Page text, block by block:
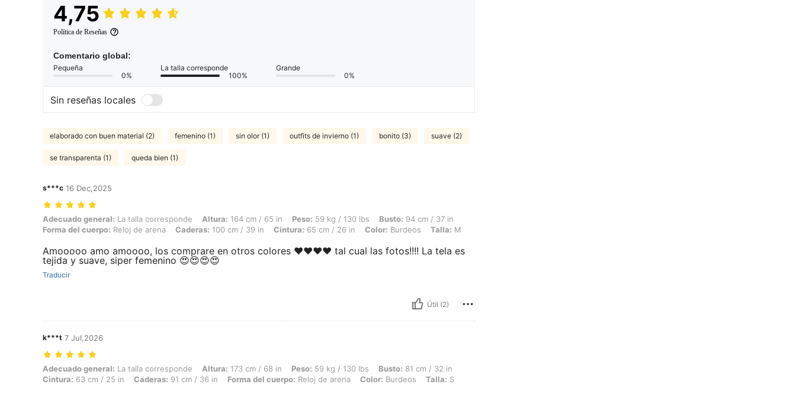
4,75
Política de Reseñas
Comentario global:
Pequeña
0%
La talla corresponde
100%
Grande
0%
Sin reseñas locales
elaborado con buen material (2) femenino (1) sin olor (1) outfits de invierno (1) bonito (3) suave (2)
se transparenta (1) queda bien (1)
s***c 16 Dec,2025
Adecuado general: La talla corresponde, Altura: 164 cm / 65 in, Peso: 59 kg / 130 lbs, Busto: 94 cm / 37 in, Forma del cuerpo: Reloj de arena, Caderas: 100 cm / 39 in, Cintura: 65 cm / 26 in, Color: Burdeos, Talla: M
Adecuado general: La talla corresponde Altura: 164 cm / 65 in Peso: 59 kg / 130 lbs Busto: 94 cm / 37 in
Forma del cuerpo: Reloj de arena Caderas: 100 cm / 39 in Cintura: 65 cm / 26 in Color: Burdeos Talla: M
Amooooo amo amoooo, los comprare en otros colores ❤️❤️❤️❤️ tal cual las fotos!!!! La tela es
tejida y suave, siper femenino 😍😍😍😍
Traducir
Útil (2)
k***t 7 Jul,2026
Adecuado general: La talla corresponde, Altura: 173 cm / 68 in, Peso: 59 kg / 130 lbs, Busto: 81 cm / 32 in, Cintura: 63 cm / 25 in, Caderas: 91 cm / 36 in, Forma del cuerpo: Reloj de arena, Color: Burdeos, Talla: S
Adecuado general: La talla corresponde Altura: 173 cm / 68 in Peso: 59 kg / 130 lbs Busto: 81 cm / 32 in
Cintura: 63 cm / 25 in Caderas: 91 cm / 36 in Forma del cuerpo: Reloj de arena Color: Burdeos Talla: S